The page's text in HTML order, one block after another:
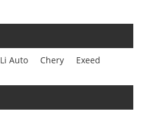
Li Auto Chery
Exeed